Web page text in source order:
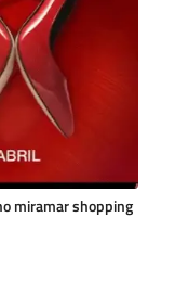
miramar shopping